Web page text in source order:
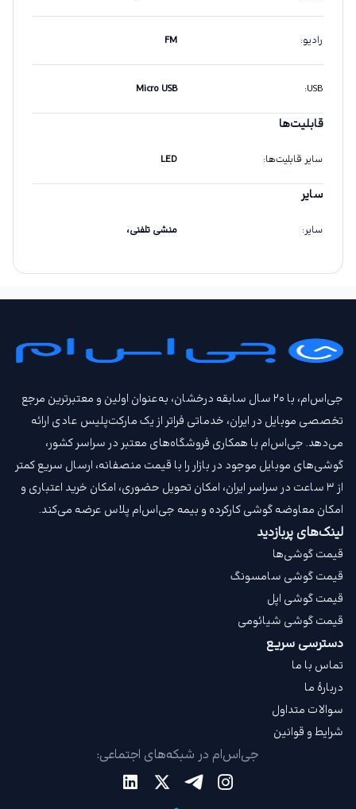
رادیو:
FM
USB
:
Micro USB
قابلیت‌ها
سایر قابلیت‌ها:
LED
سایر
سایر: منشی تلفنی،
جی‌اس‌ام، با ۲۰ سال سابقه درخشان، به‌عنوان اولین و معتبرترین مرجع
تخصصی موبایل در ایران، خدماتی فراتر از یک مارکت‌پلیس عادی ارائه
می‌دهد. جی‌اس‌ام با همکاری فروشگاه‌های معتبر در سراسر کشور،
گوشی‌های موبایل موجود در بازار را با قیمت‌ منصفانه، ارسال سریع کمتر
از ۳ ساعت در سراسر ایران، امکان تحویل حضوری، امکان خرید اعتباری و
امکان معاوضه گوشی کارکرده و بیمه جی‌اس‌ام‌ پلاس عرضه می‌کند.
لینک‌های پربازدید
قیمت گوشی‌ها
قیمت گوشی سامسونگ
قیمت گوشی اپل
قیمت گوشی شیائومی
دسترسی سریع
تماس با ما
دربارهٔ ما
سوالات متداول
شرایط و قوانین
جی‌اس‌ام در شبکه‌های اجتماعی: